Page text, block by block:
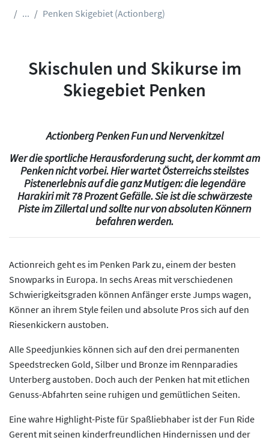
... Penken Skigebiet (Actionberg)
Skischulen und Skikurse im
Skiegebiet Penken
Actionberg Penken Fun und Nervenkitzel
Wer die sportliche Herausforderung sucht, der kommt am
Penken nicht vorbei. Hier wartet Österreichs steilstes
Pistenerlebnis auf die ganz Mutigen: die legendäre
Harakiri mit 78 Prozent Gefälle. Sie ist die schwärzeste
Piste im Zillertal und sollte nur von absoluten Könnern
befahren werden.
Actionreich geht es im Penken Park zu, einem der besten
Snowparks in Europa. In sechs Areas mit verschiedenen
Schwierigkeitsgraden können Anfänger erste Jumps wagen,
Könner an ihrem Style feilen und absolute Pros sich auf den
Riesenkickern austoben.
Alle Speedjunkies können sich auf den drei permanenten
Speedstrecken Gold, Silber und Bronze im Rennparadies
Unterberg austoben. Doch auch der Penken hat mit etlichen
Genuss-Abfahrten seine ruhigen und gemütlichen Seiten.
Eine wahre Highlight-Piste für Spaßliebhaber ist der Fun Ride
Gerent mit seinen kinderfreundlichen Hindernissen und der